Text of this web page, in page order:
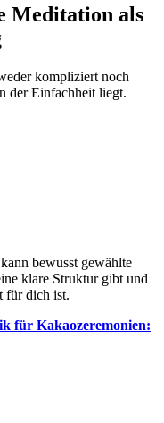
Meditation als
kompliziert noch
der Einfachheit liegt.
bewusst gewählte
klare Struktur gibt und
für dich ist.
für Kakaozeremonien: